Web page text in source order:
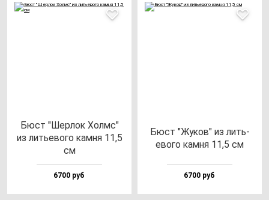
Бюст "Шер­лок Холмс"
из лить­ево­го кам­ня 11,5
см
6700 руб
Бюст "Жуков" из лить­
ево­го кам­ня 11,5 см
6700 руб